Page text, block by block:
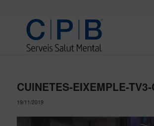
CUINETES-EIXEMPLE-
19/11/2019